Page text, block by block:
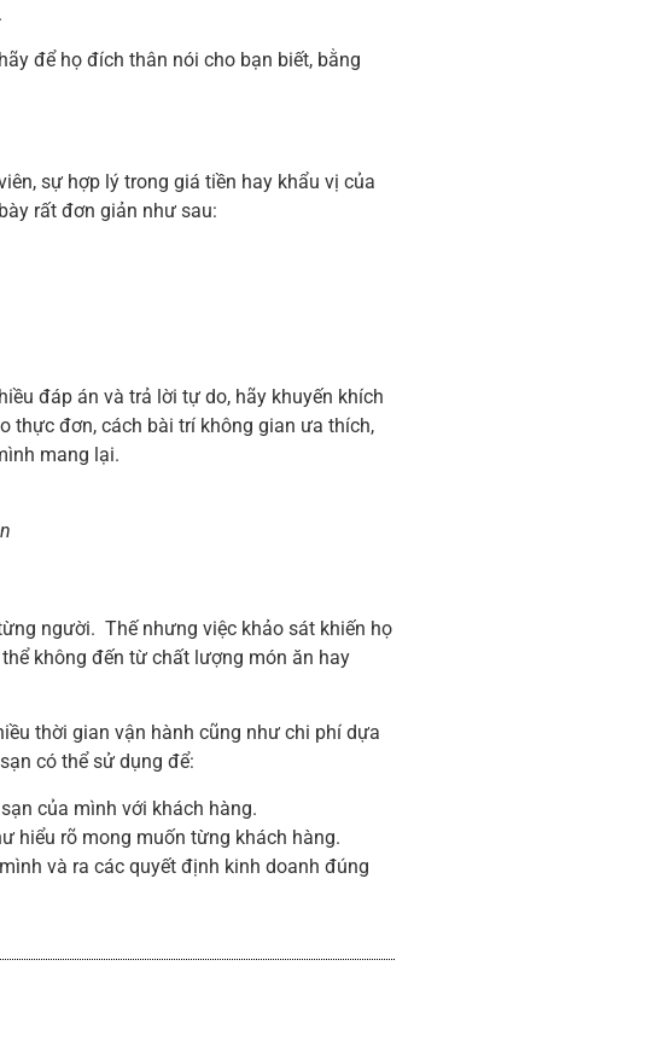
để họ đích thân nói cho bạn biết, bằng
sự hợp lý trong giá tiền hay khẩu vị của
rất đơn giản như sau:
đáp án và trả lời tự do, hãy khuyến khích
thực đơn, cách bài trí không gian ưa thích,
mang lại.
người. Thế nhưng việc khảo sát khiến họ
không đến từ chất lượng món ăn hay
thời gian vận hành cũng như chi phí dựa
có thể sử dụng để:
của mình với khách hàng.
hiểu rõ mong muốn từng khách hàng.
và ra các quyết định kinh doanh đúng